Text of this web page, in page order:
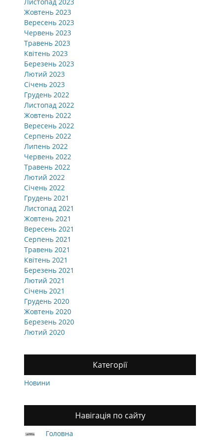
Жовтень 2023
Вересень 2023
Червень 2023
Травень 2023
Квітень 2023
Березень 2023
Лютий 2023
Січень 2023
Грудень 2022
Листопад 2022
Жовтень 2022
Вересень 2022
Серпень 2022
Липень 2022
Червень 2022
Травень 2022
Лютий 2022
Січень 2022
Грудень 2021
Листопад 2021
Жовтень 2021
Вересень 2021
Серпень 2021
Травень 2021
Квітень 2021
Березень 2021
Лютий 2021
Січень 2021
Грудень 2020
Жовтень 2020
Березень 2020
Лютий 2020
Категорії
Новини
Навігація по сайту
Головна